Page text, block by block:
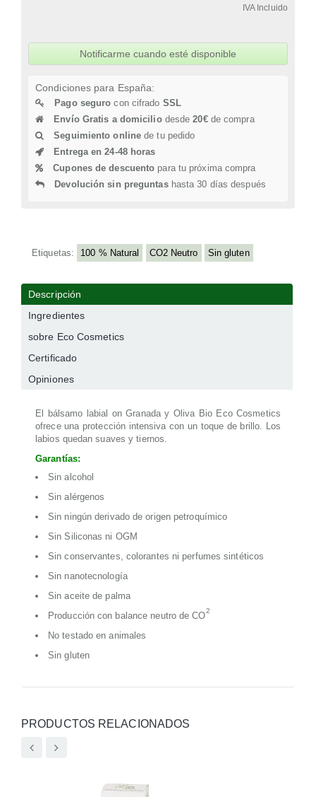
IVA Incluido
Notificarme cuando esté disponible
Condiciones para España:
Pago seguro con cifrado SSL
Envío Gratis a domiciliodesde20€de compra
Seguimiento online de tu pedido
Entrega en 24-48 horas
Cupones de descuento para tu próxima compra
Devolución sin preguntashasta 30 días después
Etiquetas: 100 % Natural CO2 Neutro Sin gluten
Descripción
Ingredientes
sobre Eco Cosmetics
Certificado
Opiniones
El bálsamo labial on Granada y Oliva Bio Eco Cosmetics
ofrece una protección intensiva con un toque de brillo. Los
labios quedan suaves y tiernos.
Garantías:
Sin alcohol
Sin alérgenos
Sin ningún derivado de origen petroquímico
Sin Siliconas ni OGM
Sin conservantes, colorantes ni perfumes sintéticos
Sin nanotecnología
Sin aceite de palma
Producción con balance neutro de CO2
No testado en animales
Sin gluten
PRODUCTOS RELACIONADOS